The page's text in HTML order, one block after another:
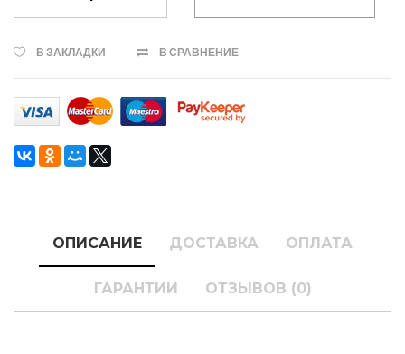
В ЗАКЛАДКИ В СРАВНЕНИЕ
ОПИСАНИЕ ДОСТАВКА ОПЛАТА
ГАРАНТИИ ОТЗЫВОВ (0)